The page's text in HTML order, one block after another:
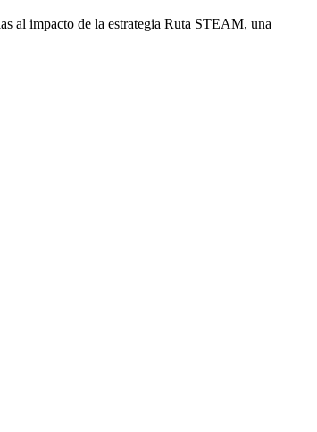
al impacto de la estrategia Ruta STEAM, una